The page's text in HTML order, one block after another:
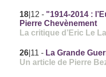
18 |12 - "1914-2014 :
Pierre Chevènement
La critique d’Eric Le
26 |11 - La Grande
Un article de Pierre